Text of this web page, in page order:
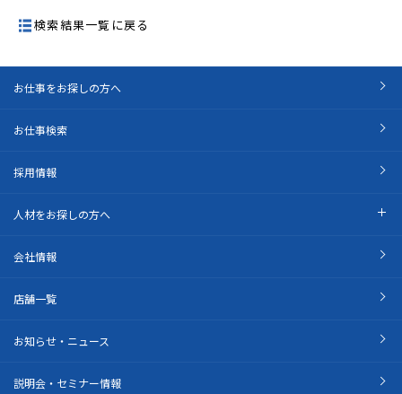
検索結果一覧に戻る
お仕事をお探しの方へ
お仕事検索
採用情報
人材をお探しの方へ
会社情報
店舗一覧
お知らせ・ニュース
説明会・セミナー情報